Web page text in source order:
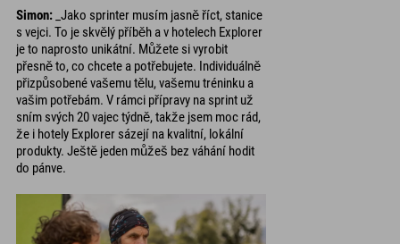
Simon: _Jako sprinter musím jasně říct, stanice
s vejci. To je skvělý příběh a v hotelech Explorer
je to naprosto unikátní. Můžete si vyrobit
přesně to, co chcete a potřebujete. Individuálně
přizpůsobené vašemu tělu, vašemu tréninku a
vašim potřebám. V rámci přípravy na sprint už
sním svých 20 vajec týdně, takže jsem moc rád,
že i hotely Explorer sázejí na kvalitní, lokální
produkty. Ještě jeden můžeš bez váhání hodit
do pánve.